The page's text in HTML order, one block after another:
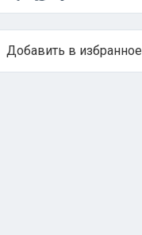
Добавить в избранное
Тема в избранном